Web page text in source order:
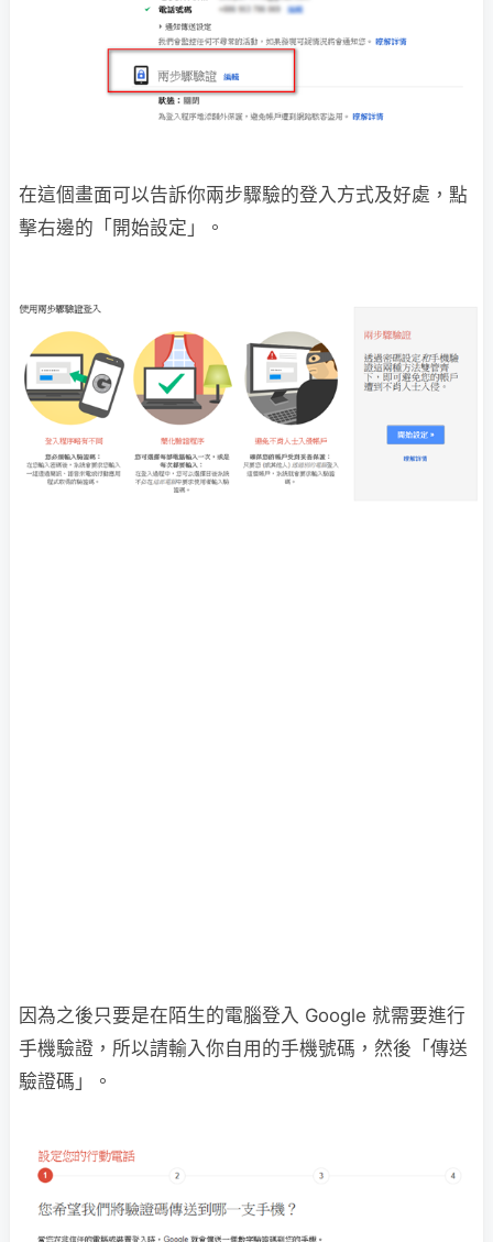
在這個畫面可以告訴你兩步驟驗的登入方式及好處，點
擊右邊的「開始設定」。
因為之後只要是在陌生的電腦登入 Google 就需要進行
手機驗證，所以請輸入你自用的手機號碼，然後「傳送
驗證碼」。